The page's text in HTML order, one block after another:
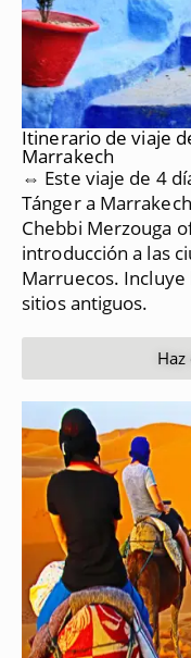
Itinerario de viaje
Marrakech
⇔ Este viaje de 4
Tánger a
Chebbi Merzouga
introducción a las
Marruecos. Incluye
sitios antiguos.